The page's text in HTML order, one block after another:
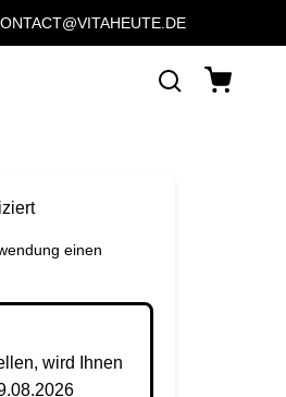
einen
wird Ihnen